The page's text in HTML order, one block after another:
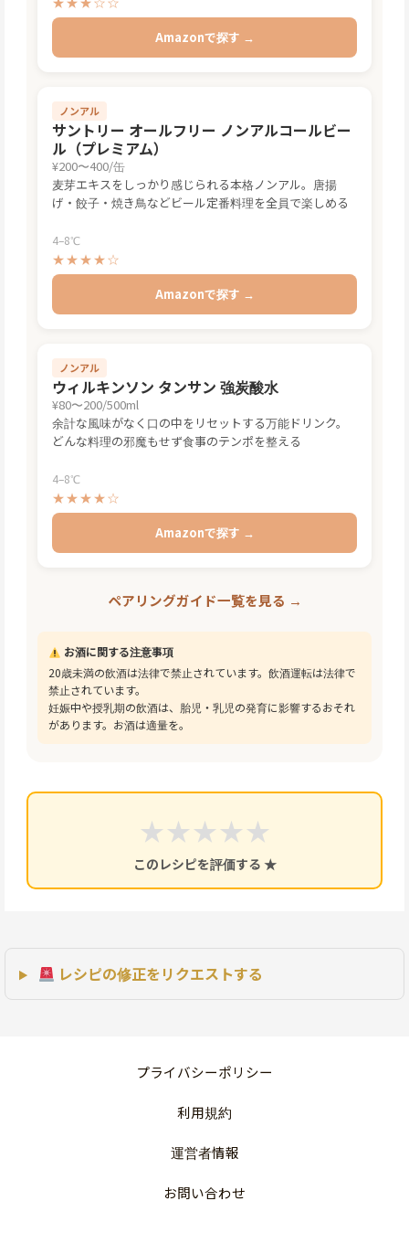
Amazonで探す →
ノンアル
サントリー オールフリー ノンアルコールビー
ル（プレミアム）
¥200〜400/缶
麦芽エキスをしっかり感じられる本格ノンアル。唐揚
げ・餃子・焼き鳥などビール定番料理を全員で楽しめる
4–8℃
★★★★☆
Amazonで探す →
ノンアル
ウィルキンソン タンサン 強炭酸水
¥80〜200/500ml
余計な風味がなく口の中をリセットする万能ドリンク。
どんな料理の邪魔もせず食事のテンポを整える
4–8℃
★★★★☆
Amazonで探す →
ペアリングガイド一覧を見る →
お酒に関する注意事項
20歳未満の飲酒は法律で禁止されています。飲酒運転は法律で
禁止されています。
妊娠中や授乳期の飲酒は、胎児・乳児の発育に影響するおそれ
があります。お酒は適量を。
★
★
★
★
★
このレシピを評価する ★
レシピの修正をリクエストする
プライバシーポリシー
利用規約
運営者情報
お問い合わせ